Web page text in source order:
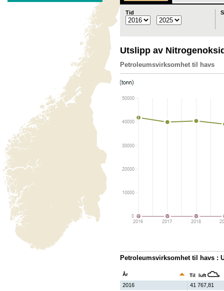
Tid
Utslipp av
Petroleumsvirksomhet til havs
Petroleumsvirksomhet til havs :
År Til luft
2016
41 767,81